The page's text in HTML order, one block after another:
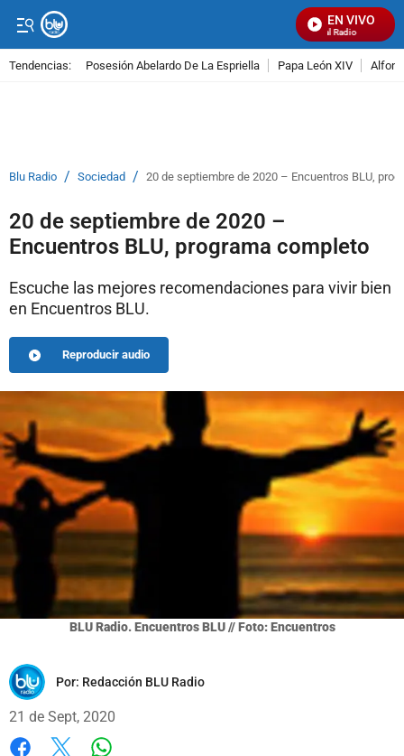
EN VIVO
Señal Visual Radio
Tendencias: Posesión Abelardo De La Espriella Papa León XIV
Blu Radio / Sociedad / 20 de septiembre de 2020 – Encuentros BLU,
20 de septiembre de 2020 –
Encuentros BLU, programa completo
Escuche las mejores recomendaciones para vivir bien
en Encuentros BLU.
Reproducir audio
BLU Radio. Encuentros BLU // Foto: Encuentros
Por: Redacción BLU Radio
21 de Sept, 2020